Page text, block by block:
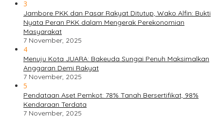
3
Jambore PKK dan Pasar Rakyat Ditutup, Wako Alfin: Bukti
Nyata Peran PKK dalam Mengerak Perekonomian
Masyarakat
7 November, 2025
4
Menuju Kota JUARA: Bakeuda Sungai Penuh Maksimalkan
Anggaran Demi Rakyat
7 November, 2025
5
Pendataan Aset Pemkot: 78% Tanah Bersertifikat, 98%
Kendaraan Terdata
7 November, 2025